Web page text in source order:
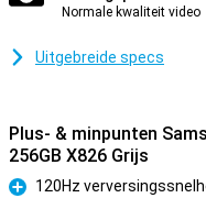
Normale kwaliteit video
Uitgebreide specs
Plus- & minpunten
256GB X826 Grijs
Pluspunt
120Hz